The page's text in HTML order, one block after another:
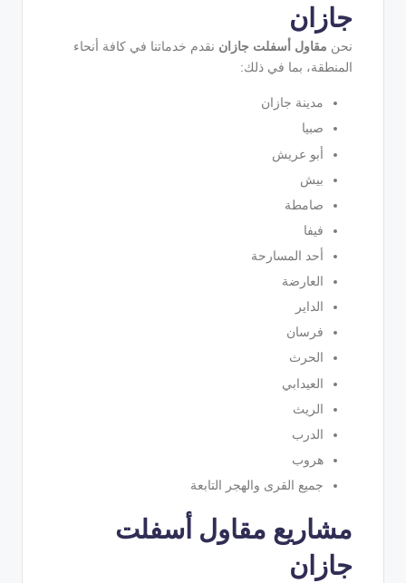
جازان
نحن مقاول أسفلت جازان نقدم خدماتنا في كافة أنحاء
المنطقة، بما في ذلك:
مدينة جازان
صبيا
أبو عريش
بيش
صامطة
فيفا
أحد المسارحة
العارضة
الداير
فرسان
الحرث
العيدابي
الريث
الدرب
هروب
جميع القرى والهجر التابعة
مشاريع مقاول أسفلت
جازان